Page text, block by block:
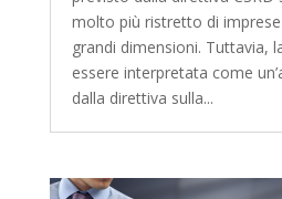
molto più ristretto di
grandi dimensioni. Tuttavia,
essere interpretata come
dalla direttiva sulla...